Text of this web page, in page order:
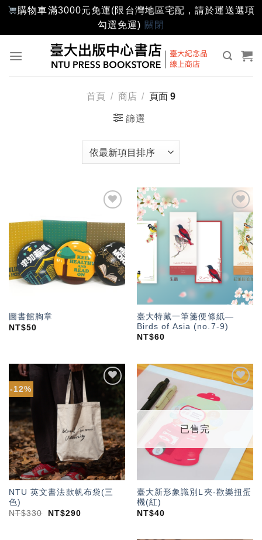
購物車滿3000元免運(限台灣地區宅配，請於運送選項
勾選免運) 關閉
首頁 / 商店 / 頁面 9
篩選
「願
望輕
單」
圖書館胸章
NT$50
加入
「願
望輕
單」
臺大特藏一筆箋便條紙—
Birds of Asia (no.7-9)
NT$60
-12%
望輕
單」
NTU 英文書法款帆布袋(三
色)
NT$330 NT$290
加入
望輕
已售完
臺大新形象識別L夾-歡樂扭蛋
機(紅)
NT$40